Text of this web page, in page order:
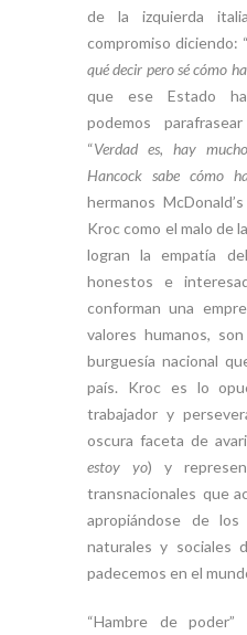
de la izquierda
compromiso diciendo: “
qué decir pero sé cómo
que ese Estado ha
podemos
“Verdad es, hay
Hancock sabe cómo
hermanos
Kroc como el malo de
logran la empatía
honestos e
conforman una
valores humanos,
burguesía nacional
país. Kroc es lo
trabajador y
oscura faceta de
estoy yo) y
transnacionales que
apropiándose de los
naturales y sociales
padecemos en el
“Hambre de